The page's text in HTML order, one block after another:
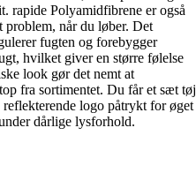
rapide Polyamidfibrene er også
problem, når du løber. Det
fugten og forebygger
hvilket giver en større følelse
look gør det nemt at
fra sortimentet. Du får et sæt tøj
logo påtrykt for øget
dårlige lysforhold.